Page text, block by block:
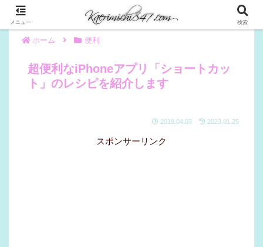
ホーム 便利
超便利なiPhoneアプリ「ショートカッ
ト」のレシピを紹介します
2019.04.03 2023.01.25
スポンサーリンク
メニュー 検索